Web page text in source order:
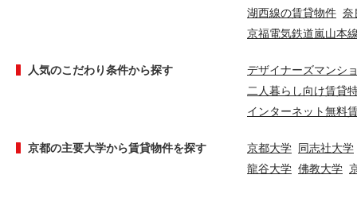
湖西線の賃貸物件 奈
京福電気鉄道嵐山本
人気のこだわり条件から探す
デザイナーズマンシ
二人暮らし向け賃貸
インターネット無料
京都の主要大学から賃貸物件を探す 京都大学 同志社大学
龍谷大学 佛教大学